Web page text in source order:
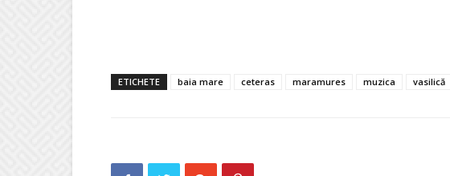
ETICHETE baia mare ceteras maramures muzica vasilică